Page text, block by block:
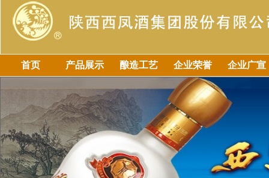
首页 产品展示 酿造工艺 企业荣誉 企业广宣